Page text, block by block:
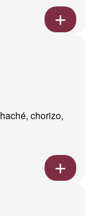
chorizo,